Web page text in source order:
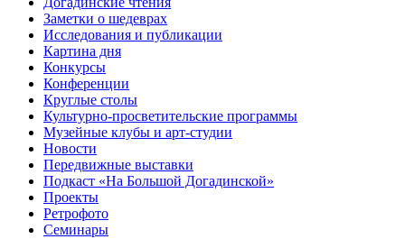
Заметки о шедеврах
Исследования и публикации
Картина дня
Конкурсы
Конференции
Круглые столы
Культурно-просветительские программы
Музейные клубы и арт-студии
Новости
Передвижные выставки
Подкаст «На Большой Догадинской»
Проекты
Ретрофото
Семинары